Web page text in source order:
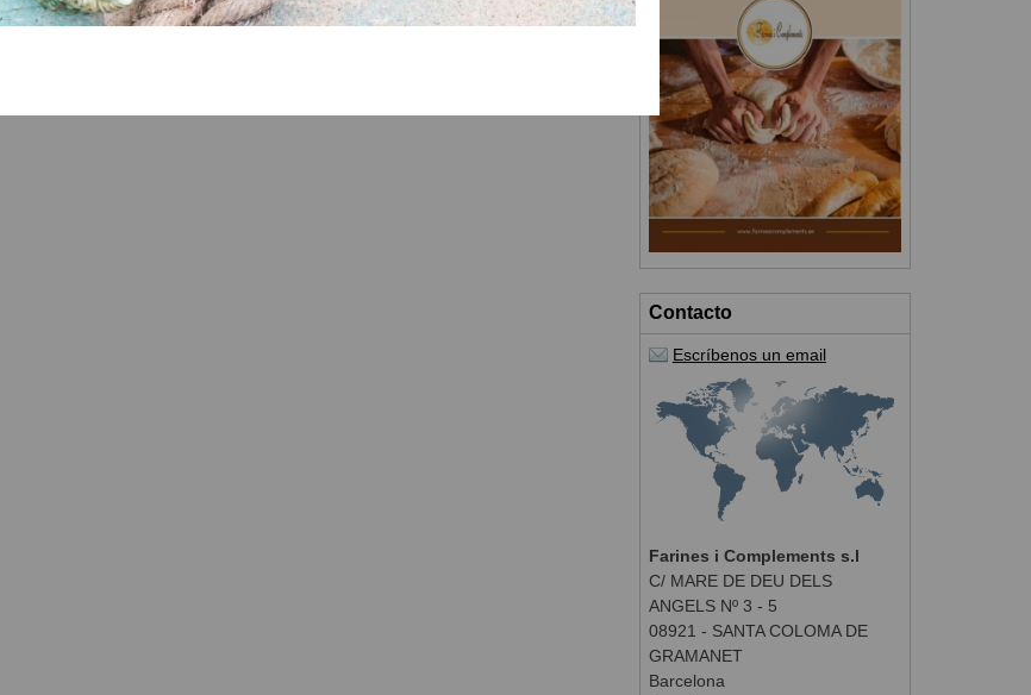
Contacto
Escríbenos un email
Farines i Complements s.l
C/ MARE DE DEU DELS
ANGELS Nº 3 - 5
08921 - SANTA COLOMA DE
GRAMANET
Barcelona